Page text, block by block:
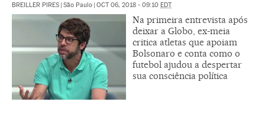
BREILLER PIRES | São Paulo | OCT 06, 2018 - 09:10 EDT
Na primeira entrevista após
deixar a Globo, ex-meia
critica atletas que apoiam
Bolsonaro e conta como o
futebol ajudou a despertar
sua consciência política